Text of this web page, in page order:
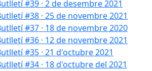
#39 · 2 de desembre 2021
#38 · 25 de novembre 2021
#37 · 18 de novembre 2020
#36 · 12 de novembre 2021
#35 · 21 d'octubre 2021
#34 · 18 d'octubre del 2021